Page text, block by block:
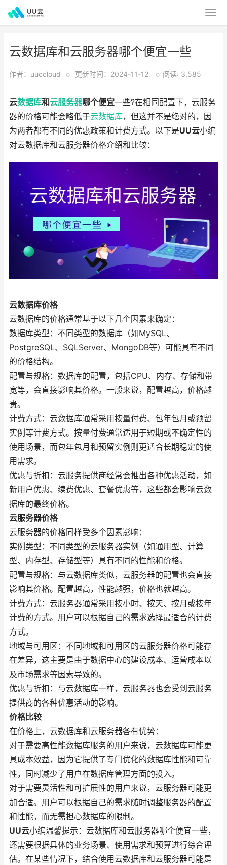
云数据库和云服务器哪个便宜一些
作者：uuccloud o 更新时间：2024-11-12 o 阅读: 3,585
云数据库和云服务器哪个便宜一些?在相同配置下，云服务
器的价格可能会略低于云数据库，但这并不是绝对的，因
为两者都有不同的优惠政策和计费方式。以下是UU云小编
对云数据库和云服务器价格介绍和比较：
云数据库价格
云数据库的价格通常基于以下几个因素来确定：
数据库类型：不同类型的数据库（如MySQL、
PostgreSQL、SQLServer、MongoDB等）可能具有不同
的价格结构。
配置与规格：数据库的配置，包括CPU、内存、存储和带
宽等，会直接影响其价格。一般来说，配置越高，价格越
贵。
计费方式：云数据库通常采用按量付费、包年包月或预留
实例等计费方式。按量付费通常适用于短期或不确定性的
使用场景，而包年包月和预留实例则更适合长期稳定的使
用需求。
优惠与折扣：云服务提供商经常会推出各种优惠活动，如
新用户优惠、续费优惠、套餐优惠等，这些都会影响云数
据库的最终价格。
云服务器价格
云服务器的价格同样受多个因素影响：
实例类型：不同类型的云服务器实例（如通用型、计算
型、内存型、存储型等）具有不同的性能和价格。
配置与规格：与云数据库类似，云服务器的配置也会直接
影响其价格。配置越高，性能越强，价格也就越高。
计费方式：云服务器通常采用按小时、按天、按月或按年
计费的方式。用户可以根据自己的需求选择最适合的计费
方式。
地域与可用区：不同地域和可用区的云服务器价格可能存
在差异，这主要是由于数据中心的建设成本、运营成本以
及市场需求等因素导致的。
优惠与折扣：与云数据库一样，云服务器也会受到云服务
提供商的各种优惠活动的影响。
价格比较
在价格上，云数据库和云服务器各有优势：
对于需要高性能数据库服务的用户来说，云数据库可能更
具成本效益，因为它提供了专门优化的数据库性能和可靠
性，同时减少了用户在数据库管理方面的投入。
对于需要灵活性和可扩展性的用户来说，云服务器可能更
加合适。用户可以根据自己的需求随时调整服务器的配置
和性能，而无需担心数据库的限制。
UU云小编温馨提示：云数据库和云服务器哪个便宜一些，
还需要根据具体的业务场景、使用需求和预算进行综合评
估。在某些情况下，结合使用云数据库和云服务器可能是